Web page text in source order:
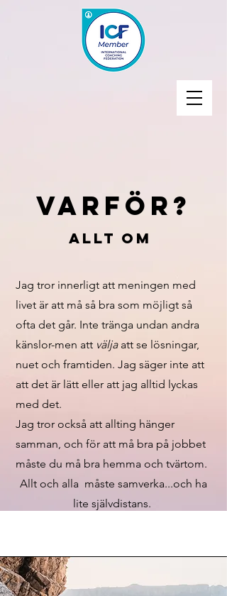
Varför?
Allt om
Jag tror innerligt att meningen med
livet är att må så bra som möjligt så
ofta det går. Inte tränga undan andra
känslor-men att väljaatt se lösningar,
nuet och framtiden. Jag säger inte att
att det är lätt eller att jag alltid lyckas
med det.
Jag tror också att allting hänger
samman, och för att må bra på jobbet
måste du må bra hemma och tvärtom.
Allt och alla måste samverka...och ha
lite självdistans.